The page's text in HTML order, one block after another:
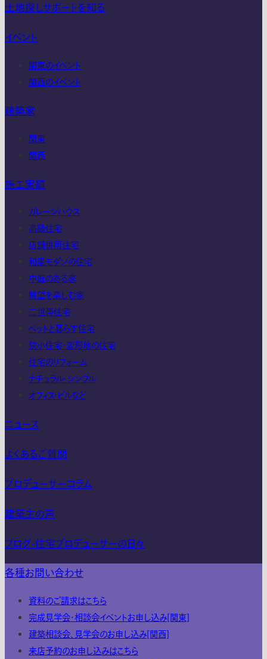
土地探しサポートを知る
イベント
関東のイベント
関西のイベント
建築家
関東
関西
施工実績
ガレージハウス
高級住宅
店舗併用住宅
和風モダンの住宅
中庭のある家
眺望を楽しむ家
二世帯住宅
ペットと暮らす住宅
狭小住宅・変形地の住宅
住宅のリフォーム
ナチュラル・シンプル
オフィス・ビルなど
ニュース
よくあるご質問
プロデューサーコラム
建築主の声
ブログ-住宅プロデューサーの日々
各種お問い合わせ
資料のご請求はこちら
完成見学会・相談会イベントお申し込み[関東]
建築相談会、見学会のお申し込み[関西]
来店予約のお申し込みはこちら